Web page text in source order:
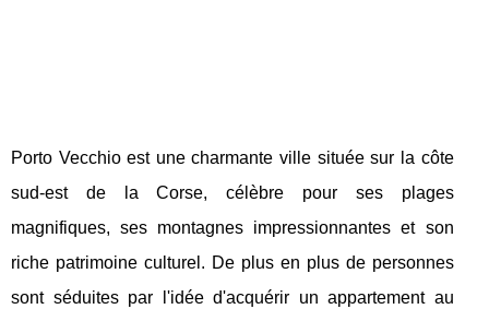
Porto Vecchio est une charmante ville située sur la côte
sud-est de la Corse, célèbre pour ses plages
magnifiques, ses montagnes impressionnantes et son
riche patrimoine culturel. De plus en plus de personnes
sont séduites par l'idée d'acquérir un appartement au